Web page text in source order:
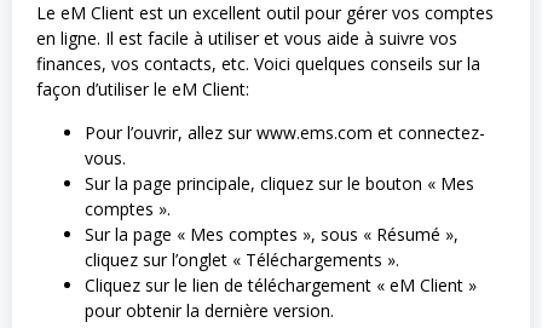
Le eM Client est un excellent outil pour gérer vos comptes
en ligne. Il est facile à utiliser et vous aide à suivre vos
finances, vos contacts, etc. Voici quelques conseils sur la
façon d’utiliser le eM Client:
Pour l’ouvrir, allez sur www.ems.com et connectez-
vous.
Sur la page principale, cliquez sur le bouton « Mes
comptes ».
Sur la page « Mes comptes », sous « Résumé »,
cliquez sur l’onglet « Téléchargements ».
Cliquez sur le lien de téléchargement « eM Client »
pour obtenir la dernière version.